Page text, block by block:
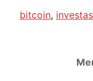
bitcoin,